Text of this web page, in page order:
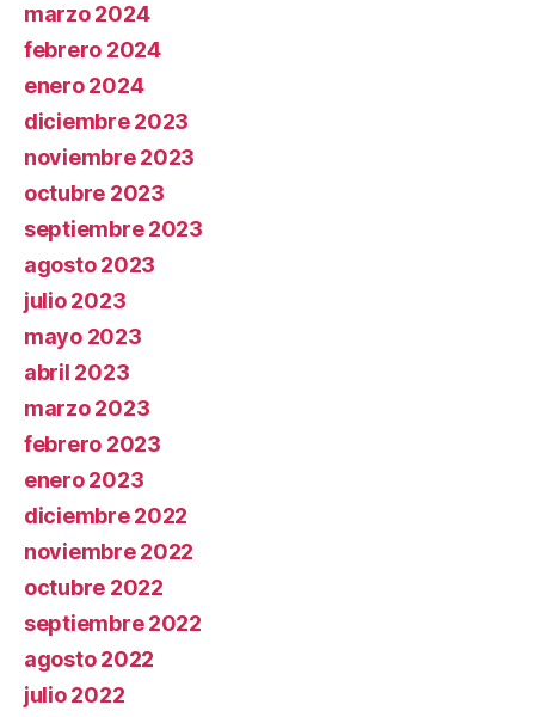
marzo 2024
febrero 2024
enero 2024
diciembre 2023
noviembre 2023
octubre 2023
septiembre 2023
agosto 2023
julio 2023
mayo 2023
abril 2023
marzo 2023
febrero 2023
enero 2023
diciembre 2022
noviembre 2022
octubre 2022
septiembre 2022
agosto 2022
julio 2022